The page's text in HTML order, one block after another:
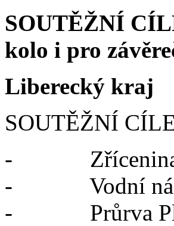
SOUTĚŽNÍ
kolo i pro
Liberecký kraj
SOUTĚŽNÍ
-
- Vodní
- Průrva